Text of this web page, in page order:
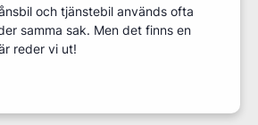
och tjänstebil används ofta
samma sak. Men det finns en
reder vi ut!